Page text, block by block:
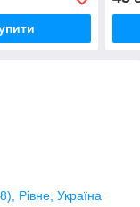
Рівне, Україна